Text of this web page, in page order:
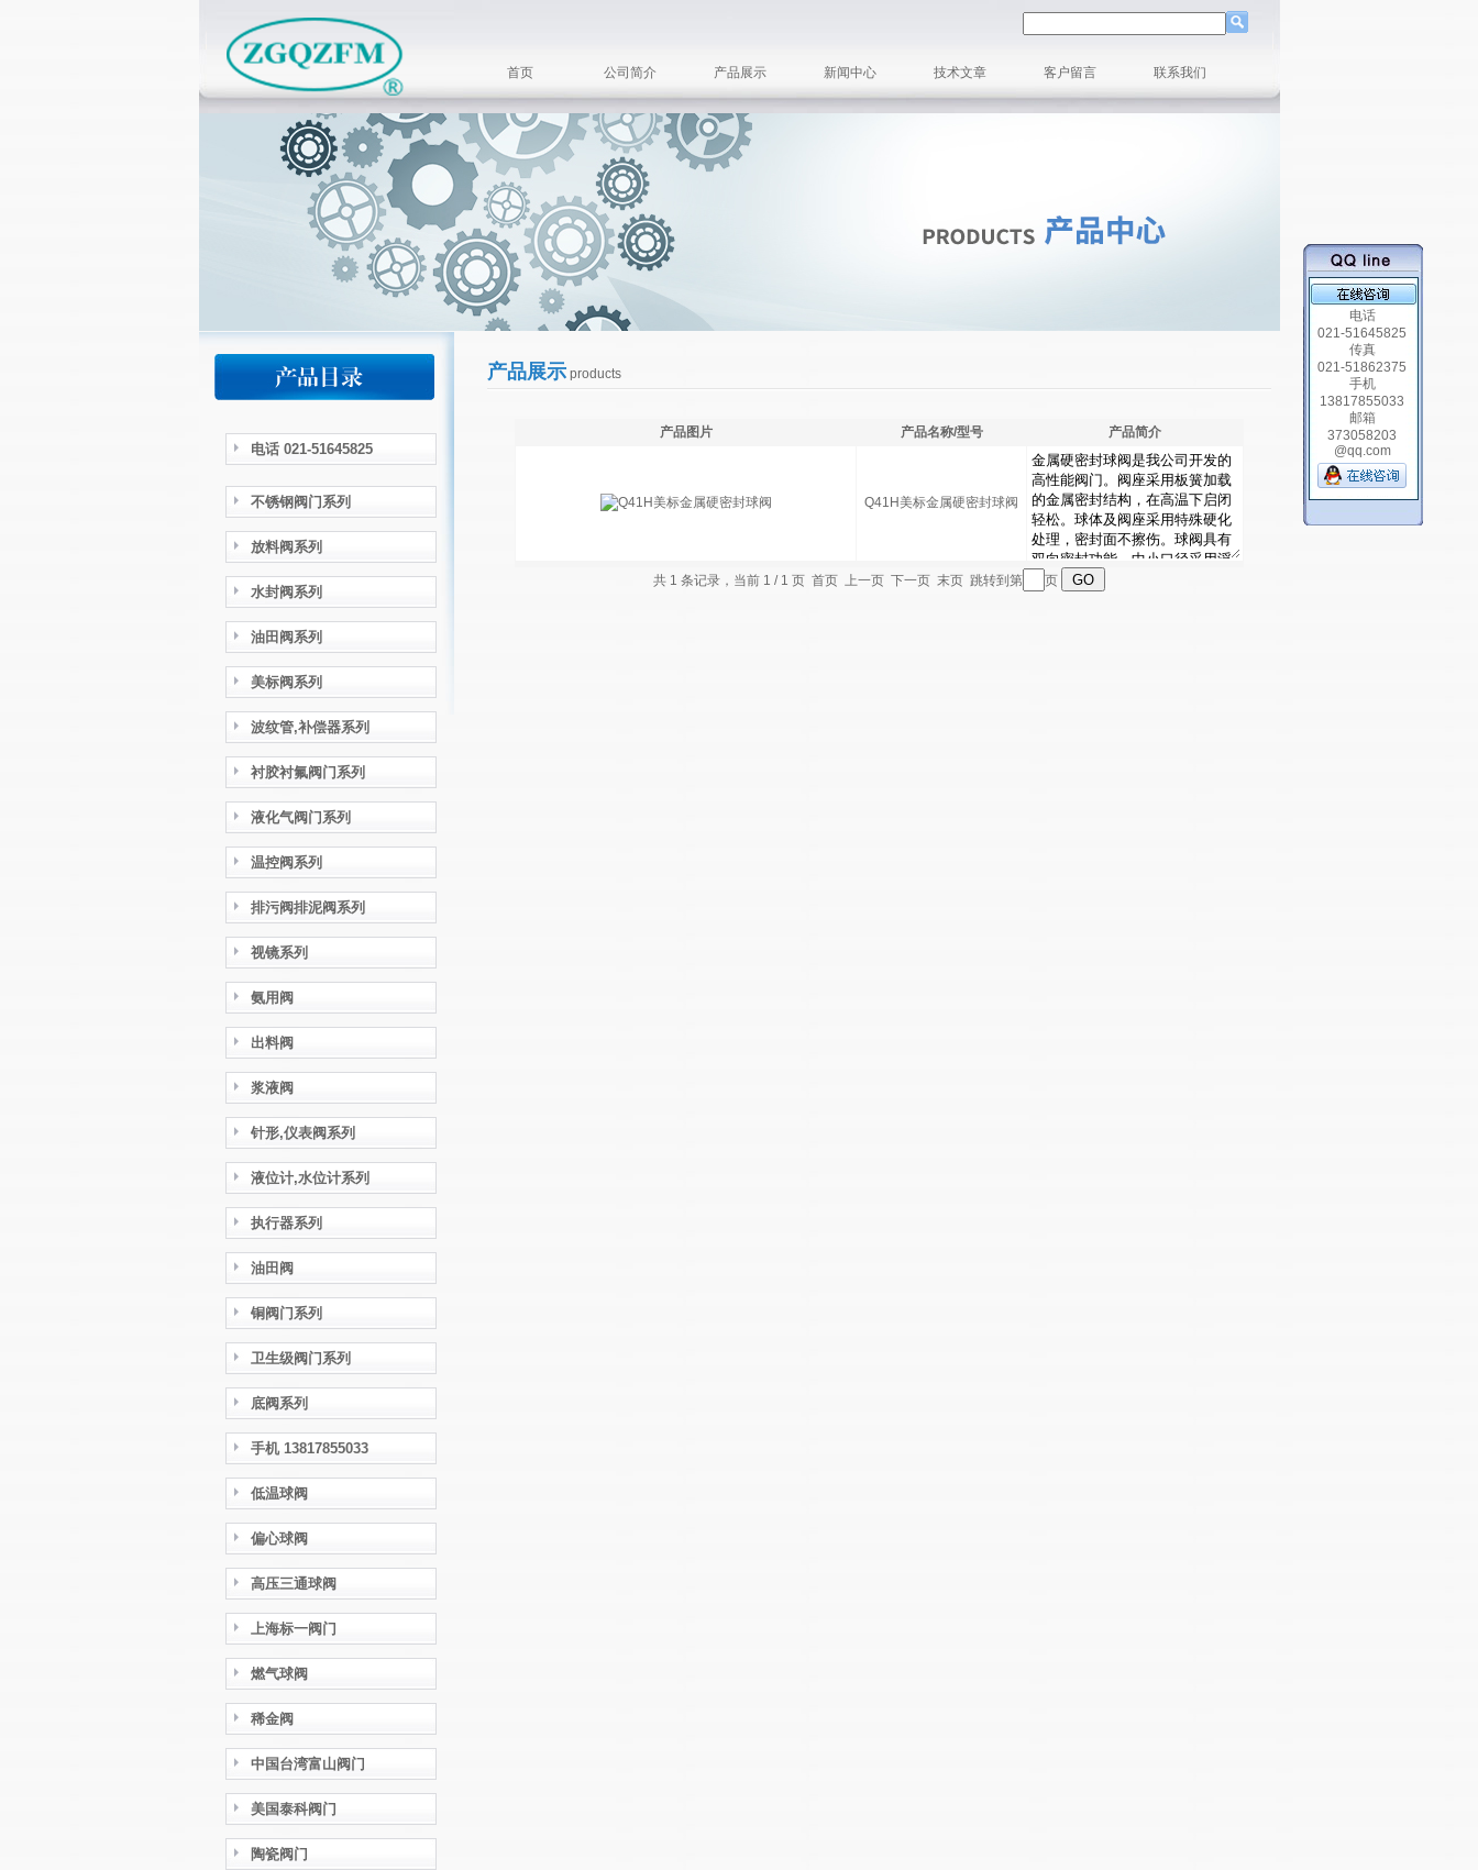
首页 公司简介 产品展示 新闻中心 技术文章 客户留言 联系我们
电话 021-51645825
不锈钢阀门系列
放料阀系列
水封阀系列
油田阀系列
美标阀系列
波纹管,补偿器系列
衬胶衬氟阀门系列
液化气阀门系列
温控阀系列
排污阀排泥阀系列
视镜系列
氨用阀
出料阀
浆液阀
针形,仪表阀系列
液位计,水位计系列
执行器系列
油田阀
铜阀门系列
卫生级阀门系列
底阀系列
手机 13817855033
低温球阀
偏心球阀
高压三通球阀
上海标一阀门
燃气球阀
稀金阀
中国台湾富山阀门
美国泰科阀门
陶瓷阀门
产品展示 products
产品图片 产品名称/型号 产品简介
Q41H美标金属硬密封球阀
共 1 条记录，当前 1 / 1 页 首页 上一页 下一页 末页 跳转到第 页
电话
021-51645825
传真
021-51862375
手机
13817855033
邮箱
373058203
@qq.com